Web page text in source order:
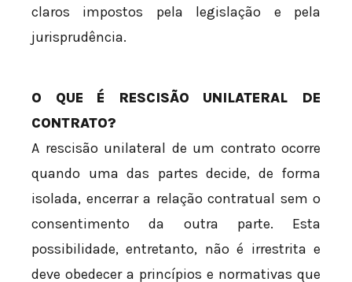
claros impostos pela legislação e pela
jurisprudência.
O QUE É RESCISÃO UNILATERAL DE
CONTRATO?
A rescisão unilateral de um contrato ocorre
quando uma das partes decide, de forma
isolada, encerrar a relação contratual sem o
consentimento da outra parte. Esta
possibilidade, entretanto, não é irrestrita e
deve obedecer a princípios e normativas que